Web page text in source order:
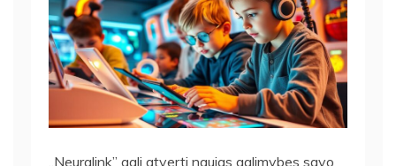
„Neuralink” gali atverti naujas galimybes savo